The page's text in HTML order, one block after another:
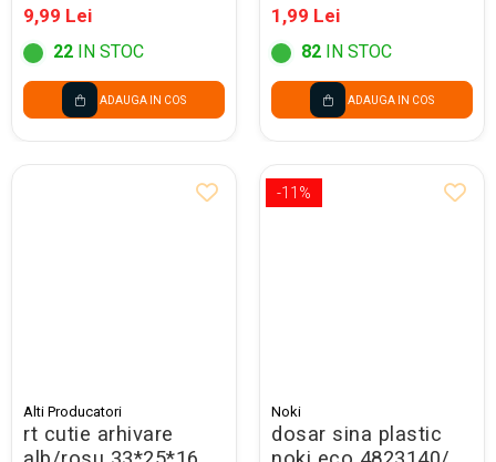
9,99 Lei
22 IN STOC
ADAUGA IN COS
1,99 Lei
82 IN STOC
ADAUGA IN COS
Alti Producatori
rt cutie arhivare
-11%
Noki
dosar sina plastic